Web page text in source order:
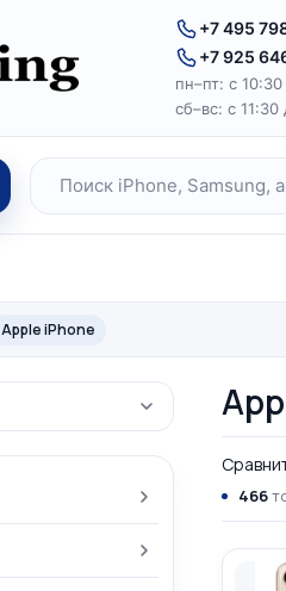
+7 495
+7 925
пн–пт: с
сб–вс: с 11:30
Поиск по каталогу
Apple iPhone
466